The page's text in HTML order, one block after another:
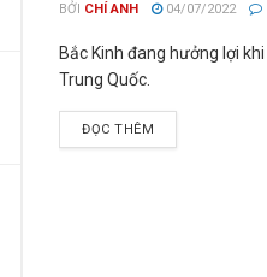
BỞI CHÍ ANH 04/07/2022
Bắc Kinh đang hưởng lợi
Trung Quốc.
ĐỌC THÊM